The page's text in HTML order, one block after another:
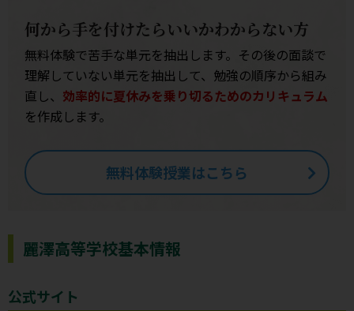
何から手を付けたらいいかわからない方
無料体験で苦手な単元を抽出します。その後の面談で
理解していない単元を抽出して、勉強の順序から組み
直し、 効率的に夏休みを乗り切るためのカリキュラム
を作成します。
無料体験授業はこちら
麗澤高等学校基本情報
公式サイト